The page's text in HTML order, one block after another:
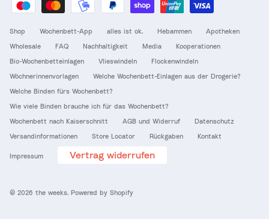
Shop Wochenbett-App alles ist ok. Hebammen
Apotheken
Wholesale
FAQ Nachhaltigkeit Media
Kooperationen
Bio-Wochenbetteinlagen
Vlieswindeln
Flockenwindeln
Wöchnerinnenvorlagen
Welche Wochenbett-Einlagen aus der Drogerie?
Welche Binden fürs Wochenbett?
Wie viele Binden brauche ich für das Wochenbett?
Wochenbett nach Kaiserschnitt
AGB und Widerruf
Datenschutz
Versandinformationen
Store Locator Rückgaben Kontakt
Impressum Vertrag widerrufen
© 2026 the weeks. Powered by Shopify